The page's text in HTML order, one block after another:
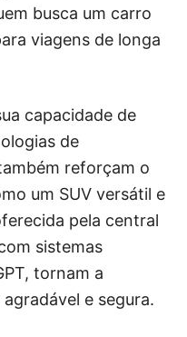
busca um carro
viagens de longa
capacidade de
de
reforçam o
um SUV versátil e
pela central
sistemas
tornam a
e segura.